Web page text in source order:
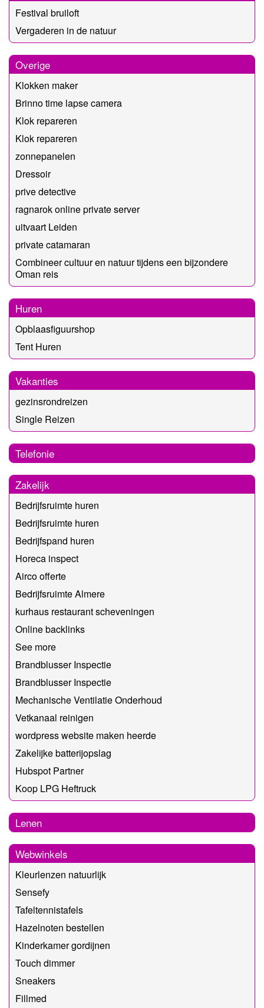
Festival bruiloft
Vergaderen in de natuur
Overige
Klokken maker
Brinno time lapse camera
Klok repareren
Klok repareren
zonnepanelen
Dressoir
prive detective
ragnarok online private server
uitvaart Leiden
private catamaran
Combineer cultuur en natuur tijdens een bijzondere
Oman reis
Huren
Opblaasfiguurshop
Tent Huren
Vakanties
gezinsrondreizen
Single Reizen
Telefonie
Zakelijk
Bedrijfsruimte huren
Bedrijfsruimte huren
Bedrijfspand huren
Horeca inspect
Airco offerte
Bedrijfsruimte Almere
kurhaus restaurant scheveningen
Online backlinks
See more
Brandblusser Inspectie
Brandblusser Inspectie
Mechanische Ventilatie Onderhoud
Vetkanaal reinigen
wordpress website maken heerde
Zakelijke batterijopslag
Hubspot Partner
Koop LPG Heftruck
Lenen
Webwinkels
Kleurlenzen natuurlijk
Sensefy
Tafeltennistafels
Hazelnoten bestellen
Kinderkamer gordijnen
Touch dimmer
Sneakers
Fillmed